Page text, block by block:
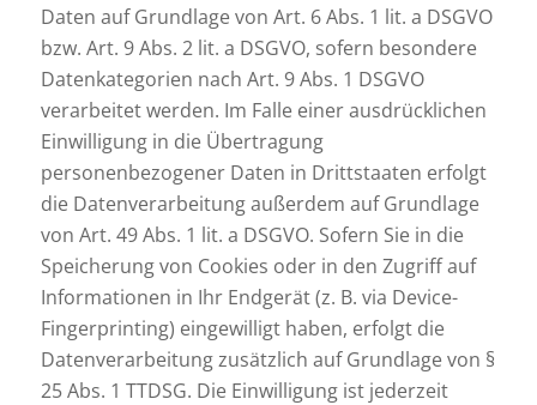
Daten auf Grundlage von Art. 6 Abs. 1 lit. a DSGVO
bzw. Art. 9 Abs. 2 lit. a DSGVO, sofern besondere
Datenkategorien nach Art. 9 Abs. 1 DSGVO
verarbeitet werden. Im Falle einer ausdrücklichen
Einwilligung in die Übertragung
personenbezogener Daten in Drittstaaten erfolgt
die Datenverarbeitung außerdem auf Grundlage
von Art. 49 Abs. 1 lit. a DSGVO. Sofern Sie in die
Speicherung von Cookies oder in den Zugriff auf
Informationen in Ihr Endgerät (z. B. via Device-
Fingerprinting) eingewilligt haben, erfolgt die
Datenverarbeitung zusätzlich auf Grundlage von §
25 Abs. 1 TTDSG. Die Einwilligung ist jederzeit